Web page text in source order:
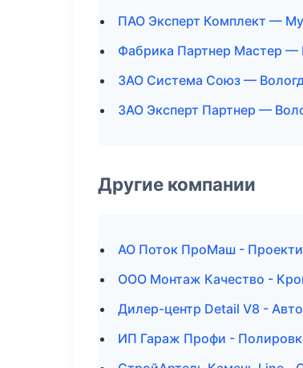
ПАО Эксперт Комплект —
Фабрика Партнер Мастер —
ЗАО Система Союз —
ЗАО Эксперт Партнер —
Другие компании
АО Поток ПроМаш -
ООО Монтаж Качество -
Дилер-центр Detail V8 -
ИП Гараж Профи -